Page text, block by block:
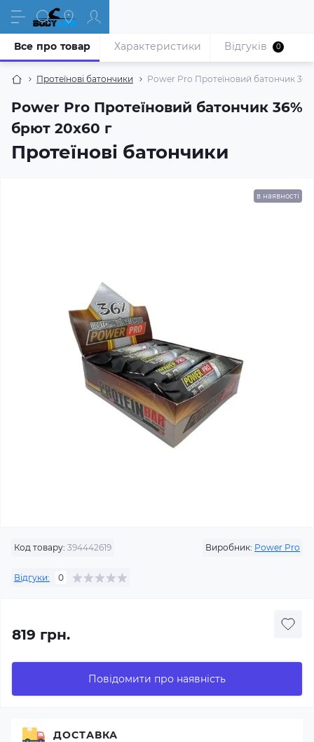
Протеїнові батончики Power Pro Протеїновий батончик
Power Pro Протеїновий батончик 36%
брют 20х60 г
Протеїнові батончики
Все про товар Характеристики Відгуків 0
в наявності
Код товару: 394442619 Виробник: Power Pro
Відгуки: 0
819 грн.
Повідомити про наявність
ДОСТАВКА